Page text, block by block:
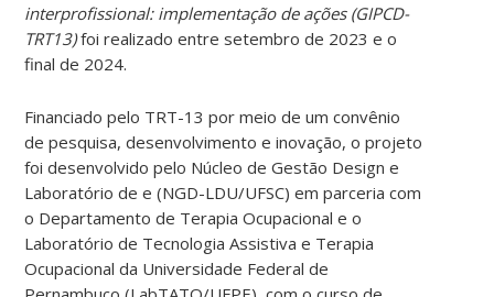
interprofissional: implementação de ações (GIPCD-
TRT13)foi realizado entre setembro de 2023 e o
final de 2024.
Financiado pelo TRT-13 por meio de um convênio
de pesquisa, desenvolvimento e inovação, o projeto
foi desenvolvido pelo Núcleo de Gestão Design e
Laboratório de e (NGD-LDU/UFSC) em parceria com
o Departamento de Terapia Ocupacional e o
Laboratório de Tecnologia Assistiva e Terapia
Ocupacional da Universidade Federal de